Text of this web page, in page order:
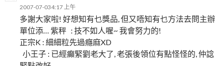
2007-07-034:17 上午
多謝大家啦! 好想知有乜獎品, 但又唔知有乜方法去問主辦
單位添… 紫秤 : 技不如人喔~ 我會努力的!
正宗K : 細細粒先過癮麻XD
小王子 : 已經癲緊劉老大了, 老張後領位有點怪怪的, 仲諗